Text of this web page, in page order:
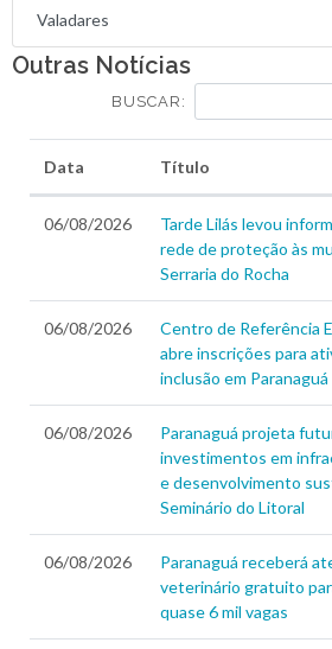
Valadares
Outras Notícias
BUSCAR:
Data Título
06/08/2026
Tarde Lilás levou
rede de proteção às
Serraria do Rocha
06/08/2026
Centro de Referência
abre inscrições para
inclusão em Paranaguá
06/08/2026
Paranaguá projeta
investimentos em
e desenvolvimento
Seminário do Litoral
06/08/2026
Paranaguá receberá
veterinário gratuito
quase 6 mil vagas